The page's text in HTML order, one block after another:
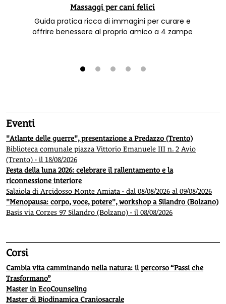
Massaggi per cani felici
Guida pratica ricca di immagini per curare e
offrire benessere al proprio amico a 4 zampe
Eventi
"Atlante delle guerre", presentazione a Predazzo (Trento)
Biblioteca comunale piazza Vittorio Emanuele III n. 2 Avio
(Trento) - il 18/08/2026
Festa della luna 2026: celebrare il rallentamento e la
riconnessione interiore
Salaiola di Arcidosso Monte Amiata - dal 08/08/2026 al 09/08/2026
"Menopausa: corpo, voce, potere", workshop a Silandro (Bolzano)
Basis via Corzes 97 Silandro (Bolzano) - il 08/08/2026
Corsi
Cambia vita camminando nella natura: il percorso “Passi che
Trasformano”
Master in EcoCounseling
Master di Biodinamica Craniosacrale